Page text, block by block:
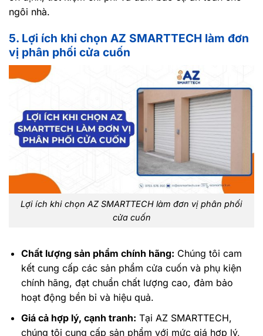
ngôi nhà.
5. Lợi ích khi chọn AZ SMARTTECH làm đơn
vị phân phối cửa cuốn
Lợi ích khi chọn AZ SMARTTECH làm đơn vị phân phối
cửa cuốn
Chất lượng sản phẩm chính hãng: Chúng tôi cam
kết cung cấp các sản phẩm cửa cuốn và phụ kiện
chính hãng, đạt chuẩn chất lượng cao, đảm bảo
hoạt động bền bỉ và hiệu quả.
Giá cả hợp lý, cạnh tranh: Tại AZ SMARTTECH,
chúng tôi cung cấp sản phẩm với mức giá hợp lý,